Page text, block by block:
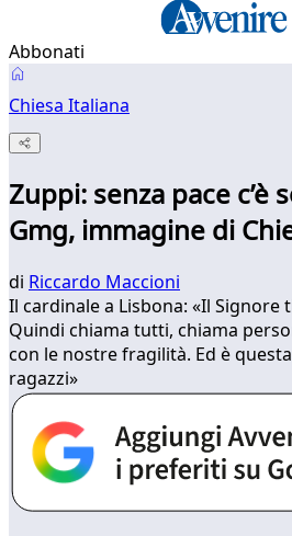
Abbonati
Chiesa Italiana
Zuppi: senza pace c’è
Gmg, immagine di
di Riccardo Maccioni
Il cardinale a Lisbona: «Il Signore
Quindi chiama tutti, chiama
con le nostre fragilità. Ed è
ragazzi»